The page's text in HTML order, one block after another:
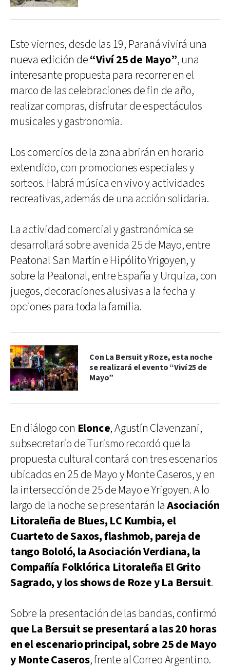
Este viernes, desde las 19, Paraná vivirá una
nueva edición de“Viví 25 de Mayo”, una
interesante propuesta para recorrer en el
marco de las celebraciones de fin de año,
realizar compras, disfrutar de espectáculos
musicales y gastronomía.
Los comercios de la zona abrirán en horario
extendido, con promociones especiales y
sorteos. Habrá música en vivo y actividades
recreativas, además de una acción solidaria.
La actividad comercial y gastronómica se
desarrollará sobre avenida 25 de Mayo, entre
Peatonal San Martín e Hipólito Yrigoyen, y
sobre la Peatonal, entre España y Urquiza, con
juegos, decoraciones alusivas a la fecha y
opciones para toda la familia.
Con La Bersuit y Roze, esta noche
se realizará el evento “Viví 25 de
Mayo”
En diálogo con Elonce, Agustín Clavenzani,
subsecretario de Turismo recordó que la
propuesta cultural contará con tres escenarios
ubicados en 25 de Mayo y Monte Caseros, y en
la intersección de 25 de Mayo e Yrigoyen. A lo
largo de la noche se presentarán laAsociación
Litoraleña de Blues, LC Kumbia, el
Cuarteto de Saxos, flashmob, pareja de
tango Bololó, la Asociación Verdiana, la
Compañía Folklórica Litoraleña El Grito
Sagrado, y los shows de Roze y La Bersuit.
Sobre la presentación de las bandas, confirmó
que La Bersuit se presentará a las 20 horas
en el escenario principal, sobre 25 de Mayo
y Monte Caseros, frente al Correo Argentino.